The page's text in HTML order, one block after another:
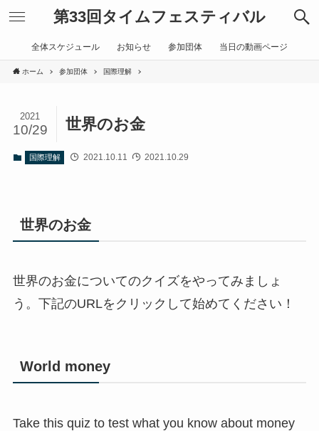
第33回タイムフェスティバル
全体スケジュール お知らせ 参加団体 当日の動画ページ
ホーム 参加団体 国際理解
世界のお金
2021
10/29
国際理解 2021.10.11 2021.10.29
世界のお金
世界のお金についてのクイズをやってみましょ
う。下記のURLをクリックして始めてください！
World money
Take this quiz to test what you know about money